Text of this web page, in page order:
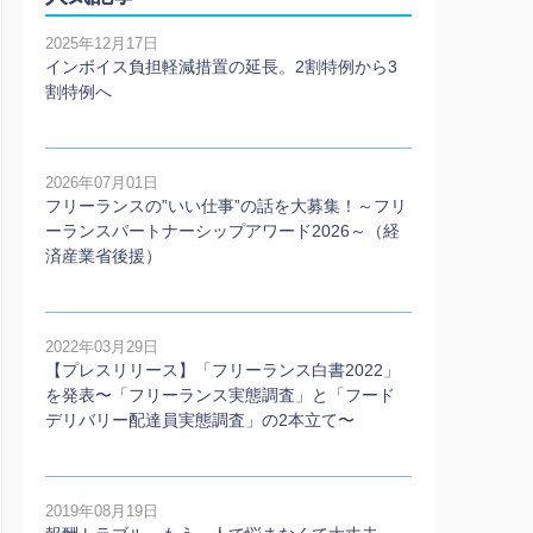
2025年12月17日
インボイス負担軽減措置の延長。2割特例から3
割特例へ
2026年07月01日
フリーランスの”いい仕事”の話を大募集！～フリ
ーランスパートナーシップアワード2026～（経
済産業省後援）
2022年03月29日
【プレスリリース】「フリーランス白書2022」
を発表〜「フリーランス実態調査」と「フード
デリバリー配達員実態調査」の2本⽴て〜
2019年08月19日